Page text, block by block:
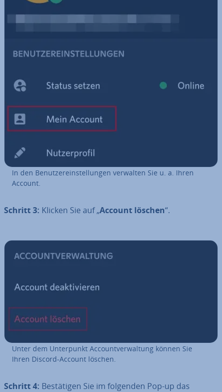
In den Be­nut­zer­ein­stel­lun­gen verwalten Sie u. a. Ihren
Account.
Schritt 3: Klicken Sie auf „Account löschen“.
Unter dem Un­ter­punkt Ac­count­ver­wal­tung können Sie
Ihren Discord-Account löschen.
Schritt 4: Be­stä­ti­gen Sie im folgenden Pop-up das